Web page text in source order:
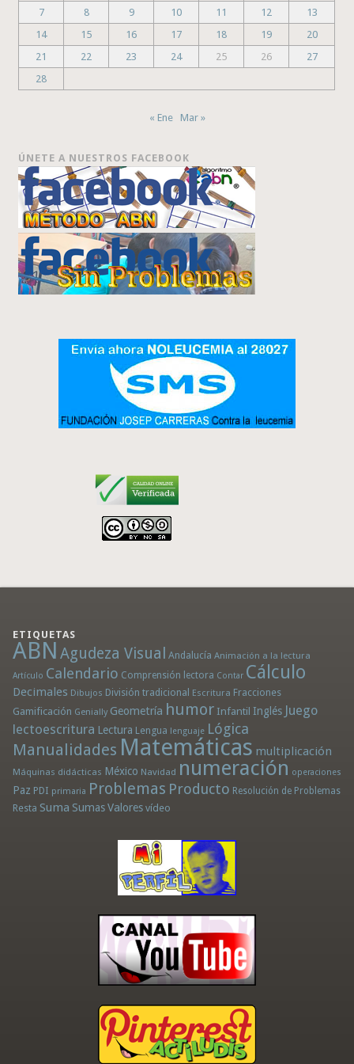
7
8 9 10 11 12
13
14
15 16 17 18 19
20
21
22 23 24 25 26
27
28
« Ene Mar »
ÚNETE A NUESTROS FACEBOOK
ETIQUETAS
ABN Agudeza Visual Andalucía Animación a la lectura
Artículo Calendario Comprensión lectora Contar Cálculo
Decimales Dibujos División tradicional Escritura Fracciones
Gamificación Genially Geometría humor Infantil Inglés Juego
lectoescritura Lectura Lengua lenguaje Lógica
Manualidades Matemáticas multiplicación
Máquinas didácticas México Navidad numeración operaciones
Paz PDI primaria Problemas Producto Resolución de Problemas
Resta Suma Sumas Valores vídeo